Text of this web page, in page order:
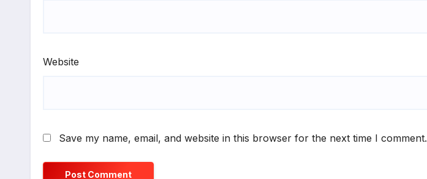
Website
Save my name, email, and website in this browser for the next time I comment.